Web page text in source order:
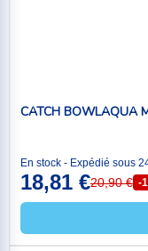
CATCH BOWLAQUA
En stock - Expédié sous
18,81 €20,90 € -